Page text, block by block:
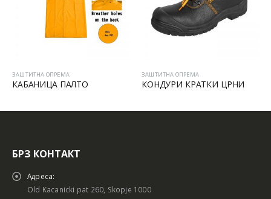
ЗАШТИТНА ОПРЕМА
КАБАНИЦА ПАЛТО
ЗАШТИТНА ОПРЕМА
КОНДУРИ КРАТКИ ЦРНИ
БРЗ КОНТАКТ
Адреса:
Old Kacanicki pat 260, Skopje 1000